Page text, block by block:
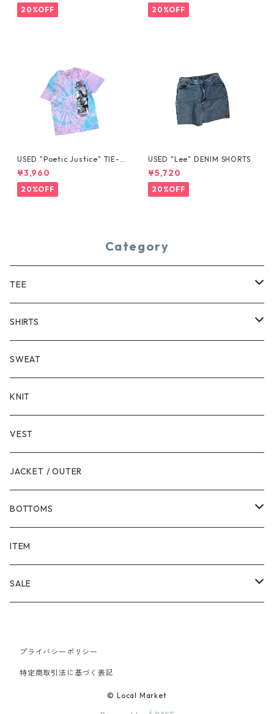
20%OFF 20%OFF
USED "Poetic Justice" TIE-D
YE TEE
¥3,960
20%OFF
USED "Lee" DENIM SHORTS
¥5,720
20%OFF
Category
TEE
SHORT SLEEVE
LONG SLEEVE
SHIRTS
SHORT SLEEVE
LONG SLEEVE
SWEAT
KNIT
VEST
JACKET / OUTER
BOTTOMS
SHORTS
PANTS
ITEM
SALE
PANTS
プライバシーポリシー
特定商取引法に基づく表記
© Local Market